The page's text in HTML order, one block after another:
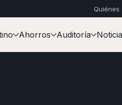
Quiénes
Ahorros Auditoría